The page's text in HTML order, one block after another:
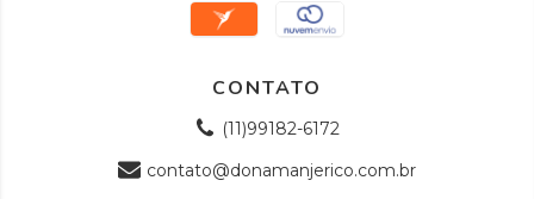
CONTATO
(11)99182-6172
contato@donamanjerico.com.br